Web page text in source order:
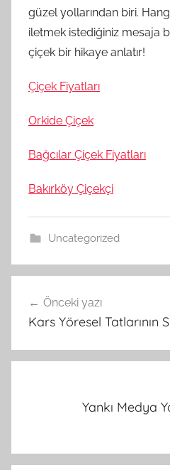
güzel yollarından biri.
iletmek istediğiniz mesaja
çiçek bir hikaye anlatır!
Çiçek Fiyatları
Orkide Çiçek
Bağcılar Çiçek Fiyatları
Bakırköy Çiçekçi
Uncategorized
gezinmesi
Önceki yazı
Kars Yöresel
Yankı Medya